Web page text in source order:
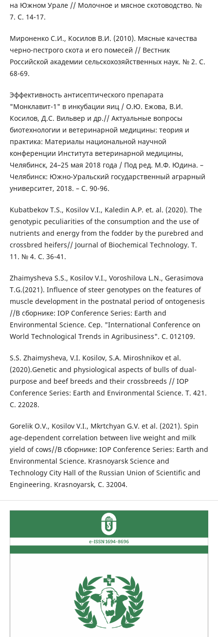
на Южном Урале // Молочное и мясное скотоводство. №
7. С. 14-17.
Мироненко С.И., Косилов В.И. (2010). Мясные качества
черно-пестрого скота и его помесей // Вестник
Российской академии сельскохозяйственных наук. № 2. С.
68-69.
Эффективность антисептического препарата
"Монклавит-1" в инкубации яиц / О.Ю. Ежова, В.И.
Косилов, Д.С. Вильвер и др.// Актуальные вопросы
биотехнологии и ветеринарной медицины: теория и
практика: Материалы национальной научной
конференции Института ветеринарной медицины,
Челябинск, 24–25 мая 2018 года / Под ред. М.Ф. Юдина. –
Челябинск: Южно-Уральский государственный аграрный
университет, 2018. – С. 90-96.
Kubatbekov T.S., Kosilov V.I., Kaledin A.P. et. al. (2020). The
genotypic peculiarities of the consumption and the use of
nutrients and energy from the fodder by the purebred and
crossbred heifers// Journal of Biochemical Technology. Т.
11. № 4. С. 36-41.
Zhaimysheva S.S., Kosilov V.I., Voroshilova L.N., Gerasimova
T.G.(2021). Influence of steer genotypes on the features of
muscle development in the postnatal period of ontogenesis
//В сборнике: IOP Conference Series: Earth and
Environmental Science. Сер. "International Conference on
World Technological Trends in Agribusiness". С. 012109.
S.S. Zhaimysheva, V.I. Kosilov, S.A. Miroshnikov et al.
(2020).Genetic and physiological aspects of bulls of dual-
purpose and beef breeds and their crossbreeds // IOP
Conference Series: Earth and Environmental Science. Т. 421.
С. 22028.
Gorelik O.V., Kosilov V.I., Mkrtchyan G.V. et al. (2021). Spin
age-dependent correlation between live weight and milk
yield of cows//В сборнике: IOP Conference Series: Earth and
Environmental Science. Krasnoyarsk Science and
Technology City Hall of the Russian Union of Scientific and
Engineering. Krasnoyarsk, С. 32004.